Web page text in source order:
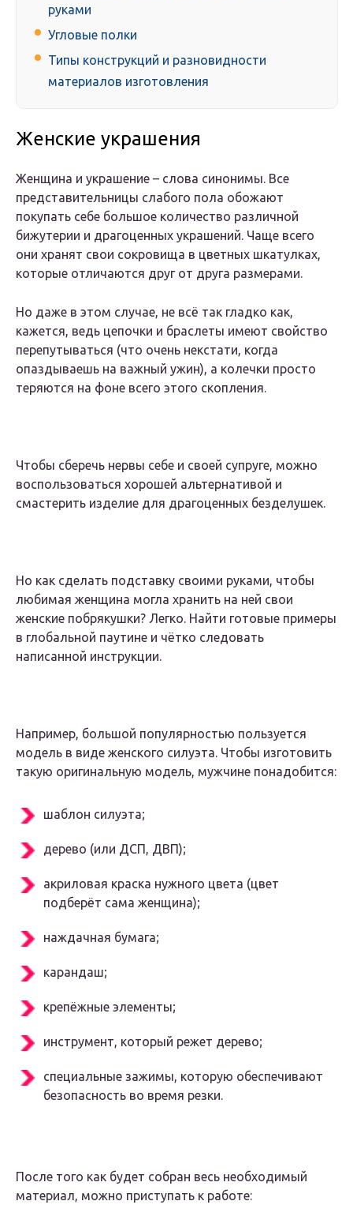
руками
Угловые полки
Типы конструкций и разновидности
материалов изготовления
Женские украшения
Женщина и украшение – слова синонимы. Все
представительницы слабого пола обожают
покупать себе большое количество различной
бижутерии и драгоценных украшений. Чаще всего
они хранят свои сокровища в цветных шкатулках,
которые отличаются друг от друга размерами.
Но даже в этом случае, не всё так гладко как,
кажется, ведь цепочки и браслеты имеют свойство
перепутываться (что очень некстати, когда
опаздываешь на важный ужин), а колечки просто
теряются на фоне всего этого скопления.
Чтобы сберечь нервы себе и своей супруге, можно
воспользоваться хорошей альтернативой и
смастерить изделие для драгоценных безделушек.
Но как сделать подставку своими руками, чтобы
любимая женщина могла хранить на ней свои
женские побрякушки? Легко. Найти готовые примеры
в глобальной паутине и чётко следовать
написанной инструкции.
Например, большой популярностью пользуется
модель в виде женского силуэта. Чтобы изготовить
такую оригинальную модель, мужчине понадобится:
шаблон силуэта;
дерево (или ДСП, ДВП);
акриловая краска нужного цвета (цвет
подберёт сама женщина);
наждачная бумага;
карандаш;
крепёжные элементы;
инструмент, который режет дерево;
специальные зажимы, которую обеспечивают
безопасность во время резки.
После того как будет собран весь необходимый
материал, можно приступать к работе: